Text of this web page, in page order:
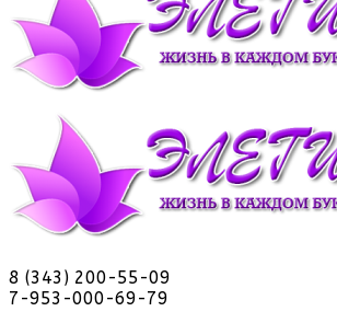
8 (343) 200-55-09
7-953-000-69-79